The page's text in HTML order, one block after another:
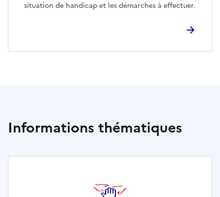
situation de handicap et les démarches à effectuer.
Informations thématiques